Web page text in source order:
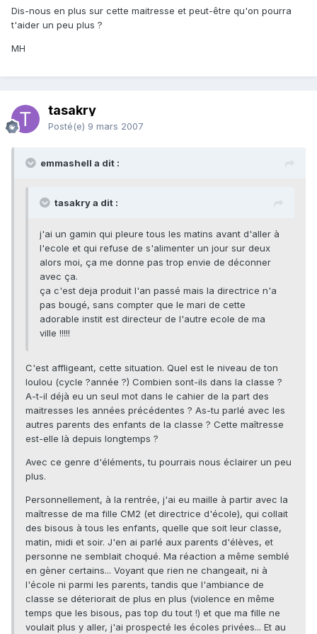
Dis-nous en plus sur cette maitresse et peut-être qu'on pourra
t'aider un peu plus ?
MH
tasakry
Posté(e) 9 mars 2007
emmashell a dit :
tasakry a dit :
j'ai un gamin qui pleure tous les matins avant d'aller à
l'ecole et qui refuse de s'alimenter un jour sur deux
alors moi, ça me donne pas trop envie de déconner
avec ça.
ça c'est deja produit l'an passé mais la directrice n'a
pas bougé, sans compter que le mari de cette
adorable instit est directeur de l'autre ecole de ma
ville !!!!!
C'est affligeant, cette situation. Quel est le niveau de ton
loulou (cycle ?année ?) Combien sont-ils dans la classe ?
A-t-il déjà eu un seul mot dans le cahier de la part des
maitresses les années précédentes ? As-tu parlé avec les
autres parents des enfants de la classe ? Cette maîtresse
est-elle là depuis longtemps ?
Avec ce genre d'éléments, tu pourrais nous éclairer un peu
plus.
Personnellement, à la rentrée, j'ai eu maille à partir avec la
maîtresse de ma fille CM2 (et directrice d'école), qui collait
des bisous à tous les enfants, quelle que soit leur classe,
matin, midi et soir. J'en ai parlé aux parents d'élèves, et
personne ne semblait choqué. Ma réaction a même semblé
en gèner certains... Voyant que rien ne changeait, ni à
l'école ni parmi les parents, tandis que l'ambiance de
classe se déteriorait de plus en plus (violence en même
temps que les bisous, pas top du tout !) et que ma fille ne
voulait plus y aller, j'ai prospecté les écoles privées... Et au